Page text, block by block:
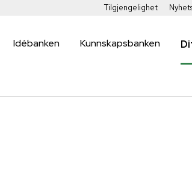
Tilgjengelighet
Idébanken Kunnskapsbanken